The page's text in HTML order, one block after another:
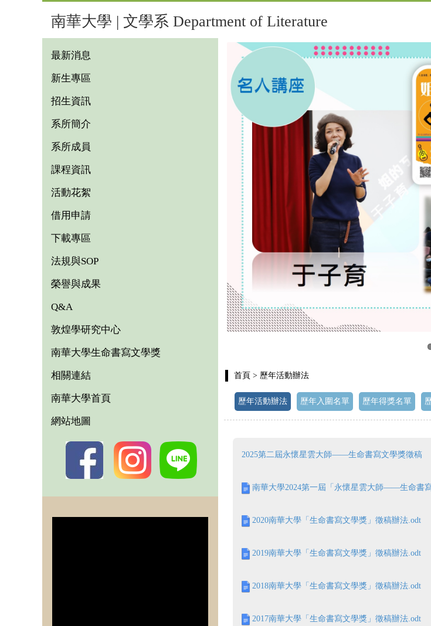
南華大學 | 文學系 Department of Literature
最新消息
新生專區
招生資訊
系所簡介
系所成員
課程資訊
活動花絮
借用申請
下載專區
法規與SOP
榮譽與成果
Q&A
敦煌學研究中心
南華大學生命書寫文學獎
相關連結
南華大學首頁
網站地圖
首頁 > 歷年活動辦法
歷年活動辦法 歷年入圍名單 歷年得獎名單
2025第二屆永懷星雲大師——生命書寫文學獎徵稿
南華大學2024第一屆「永懷星雲大師——生命書
2020南華大學「生命書寫文學獎」徵稿辦法.odt
2019南華大學「生命書寫文學獎」徵稿辦法.odt
2018南華大學「生命書寫文學獎」徵稿辦法.odt
2017南華大學「生命書寫文學獎」徵稿辦法.odt